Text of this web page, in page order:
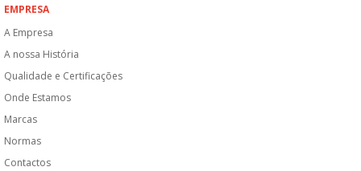
EMPRESA
A Empresa
A nossa História
Qualidade e Certificações
Onde Estamos
Marcas
Normas
Contactos